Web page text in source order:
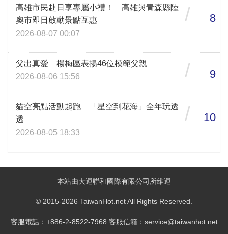
高雄市民赴日享專屬小禮！ 高雄與青森縣陸
奧市即日啟動景點互惠
2026-08-07 00:07
/ 8
父出真愛 楊梅區表揚46位模範父親
2026-08-06 15:56
/ 9
貓空亮點活動起跑 「星空到花海」全年玩透
透
2026-08-05 18:33
/ 10
本站由大運聯和國際有限公司所維運
© 2015-2026 TaiwanHot.net All Rights Reserved.
客服電話：+886-2-8522-7968 客服信箱：service@taiwanhot.net